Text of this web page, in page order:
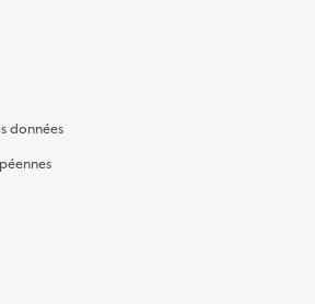
données